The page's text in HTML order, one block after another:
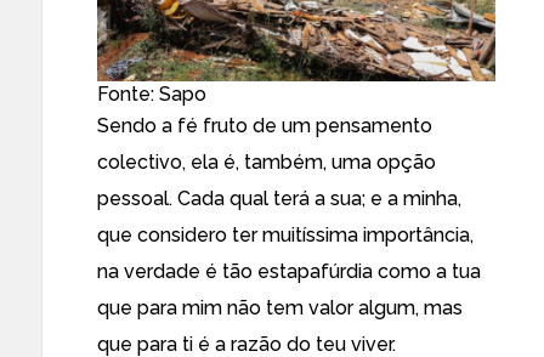
Fonte: Sapo
Sendo a fé fruto de um pensamento
colectivo, ela é, também, uma opção
pessoal. Cada qual terá a sua; e a minha,
que considero ter muitíssima importância,
na verdade é tão estapafúrdia como a tua
que para mim não tem valor algum, mas
que para ti é a razão do teu viver.